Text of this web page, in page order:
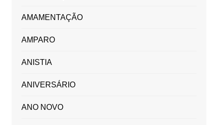
AMAMENTAÇÃO
AMPARO
ANISTIA
ANIVERSÁRIO
ANO NOVO